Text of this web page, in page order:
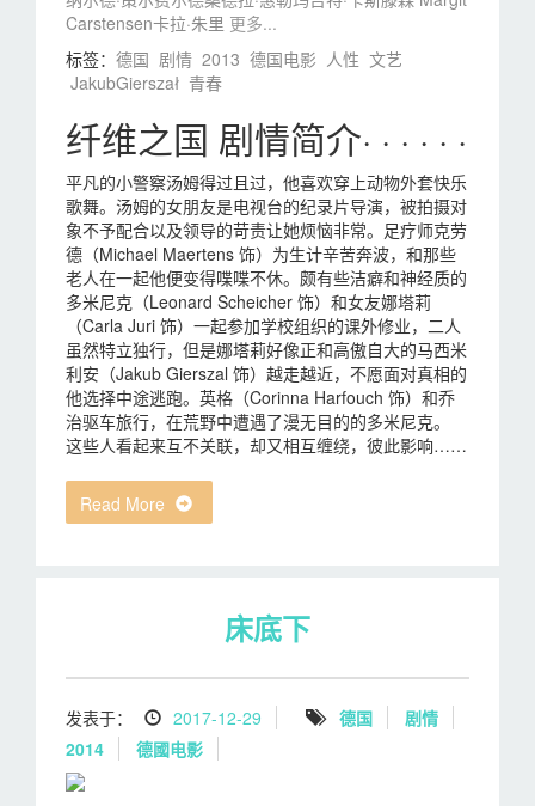
Carstensen卡拉·朱里 更多...
标签： 德国 剧情 2013 德国电影 人性 文艺
JakubGierszał 青春
纤维之国 剧情简介· · · · · ·
平凡的小警察汤姆得过且过，他喜欢穿上动物外套快乐
歌舞。汤姆的女朋友是电视台的纪录片导演，被拍摄对
象不予配合以及领导的苛责让她烦恼非常。足疗师克劳
德（Michael Maertens 饰）为生计辛苦奔波，和那些
老人在一起他便变得喋喋不休。颇有些洁癖和神经质的
多米尼克（Leonard Scheicher 饰）和女友娜塔莉
（Carla Juri 饰）一起参加学校组织的课外修业，二人
虽然特立独行，但是娜塔莉好像正和高傲自大的马西米
利安（Jakub Gierszal 饰）越走越近，不愿面对真相的
他选择中途逃跑。英格（Corinna Harfouch 饰）和乔
治驱车旅行，在荒野中遭遇了漫无目的的多米尼克。
这些人看起来互不关联，却又相互缠绕，彼此影响……
Read More
床底下
发表于： 2017-12-29 德国
剧情
2014
德國电影